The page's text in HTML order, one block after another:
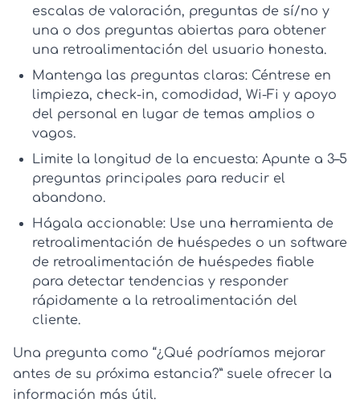
escalas de valoración, preguntas de sí/no y
una o dos preguntas abiertas para obtener
una retroalimentación del usuario honesta.
Mantenga las preguntas claras: Céntrese en
limpieza, check-in, comodidad, Wi‑Fi y apoyo
del personal en lugar de temas amplios o
vagos.
Limite la longitud de la encuesta: Apunte a 3–5
preguntas principales para reducir el
abandono.
Hágala accionable: Use una herramienta de
retroalimentación de huéspedes o un software
de retroalimentación de huéspedes fiable
para detectar tendencias y responder
rápidamente a la retroalimentación del
cliente.
Una pregunta como “¿Qué podríamos mejorar
antes de su próxima estancia?” suele ofrecer la
información más útil.